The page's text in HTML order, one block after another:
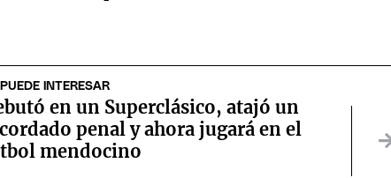
INTERESAR
en un Superclásico, atajó un
penal y ahora jugará en el
mendocino